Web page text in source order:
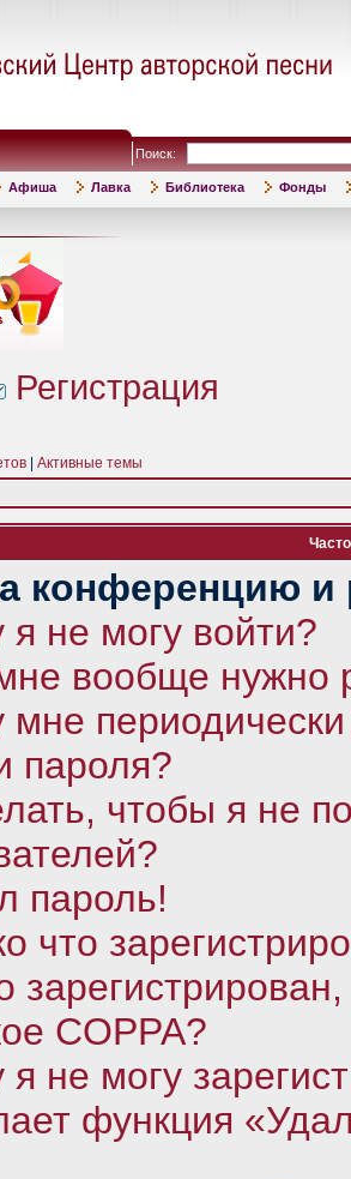
Поиск:
Афиша Лавка Библиотека Фонды
Регистрация
Активные темы
конференцию и
не могу войти?
вообще нужно
пароля?
чтобы я не
пароль!
что
COPPA?
не могу
функция